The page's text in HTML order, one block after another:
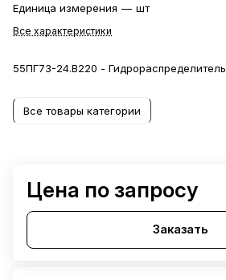
Единица измерения — шт
Все характеристики
55ПГ73-24.В220 - Гидрораспределитель
Все товары категории
Цена по запросу
Заказать